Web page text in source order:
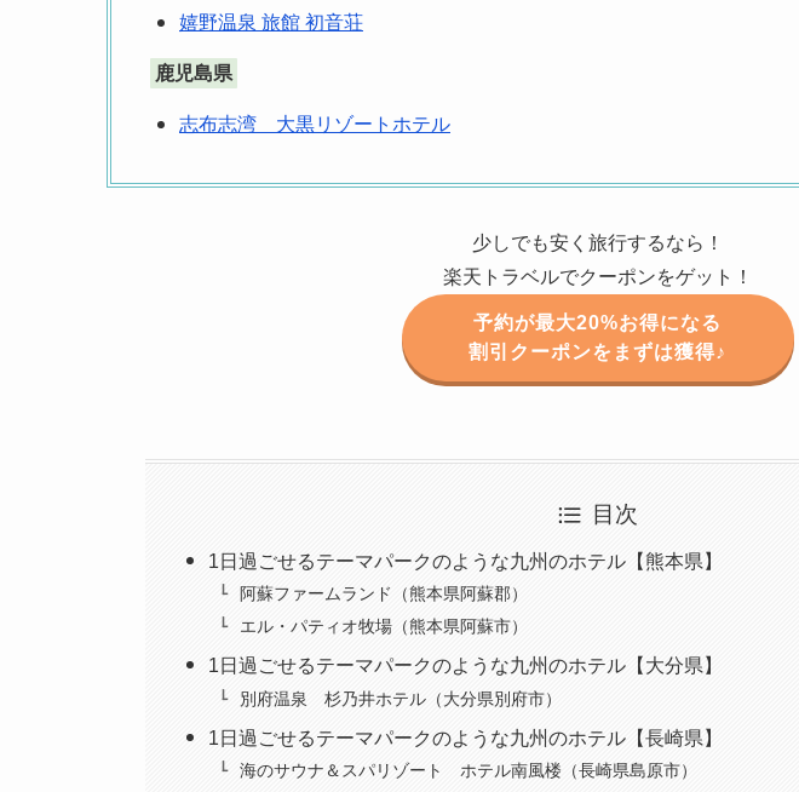
嬉野温泉 旅館 初音荘
鹿児島県
志布志湾 大黒リゾートホテル
少しでも安く旅行するなら！
楽天トラベルでクーポンをゲット！
予約が最大20%お得になる
割引クーポンをまずは獲得♪
目次
1日過ごせるテーマパークのような九州のホテル【熊本県】
阿蘇ファームランド（熊本県阿蘇郡）
エル・パティオ牧場（熊本県阿蘇市）
1日過ごせるテーマパークのような九州のホテル【大分県】
別府温泉 杉乃井ホテル（大分県別府市）
1日過ごせるテーマパークのような九州のホテル【長崎県】
海のサウナ＆スパリゾート ホテル南風楼（長崎県島原市）